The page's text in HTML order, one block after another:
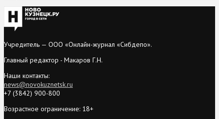
Учредитель — ООО «Онлайн-журнал «Сибдепо».
Главный редактор - Макаров Г.Н.
Наши контакты:
news@novokuznetsk.ru
+7 (3842) 900-800
Возрастное ограничение: 18+